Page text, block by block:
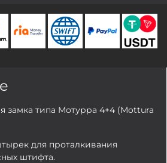
замка типа Мотурра 4+4 (Mottura
для проталкивания
штифта.